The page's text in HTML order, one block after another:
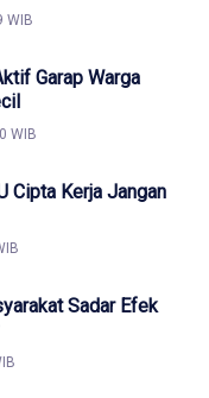
WIB
Garap Warga
WIB
Cipta Kerja Jangan
Sadar Efek